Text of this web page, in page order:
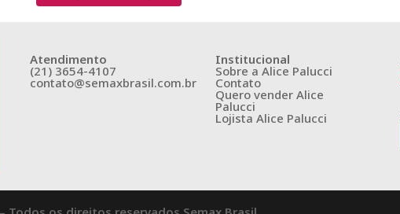
Atendimento
(21) 3654-4107
contato@semaxbrasil.com.br
Institucional
Sobre a Alice Palucci
Contato
Quero vender Alice
Palucci
Lojista Alice Palucci